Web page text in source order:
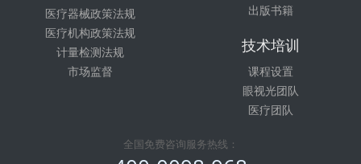
出版书籍
医疗器械政策法规
医疗机构政策法规
计量检测法规
市场监督
技术培训
课程设置
眼视光团队
医疗团队
全国免费咨询服务热线：